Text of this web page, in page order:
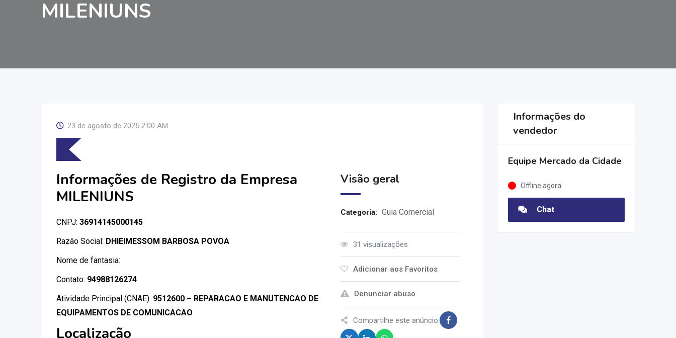
MILENIUNS
23 de agosto de 2025 2:00 AM
Informações de Registro da Empresa
MILENIUNS
CNPJ: 36914145000145
Razão Social: DHIEIMESSOM BARBOSA POVOA
Nome de fantasia:
Contato: 94988126274
Atividade Principal (CNAE): 9512600 – REPARACAO E MANUTENCAO DE
EQUIPAMENTOS DE COMUNICACAO
Localização
Visão geral
Categoria: Guia Comercial
31 visualizações
Adicionar aos Favoritos
Denunciar abuso
Compartilhe este anúncio:
Informações do
vendedor
Equipe Mercado da Cidade
Offline agora
Chat